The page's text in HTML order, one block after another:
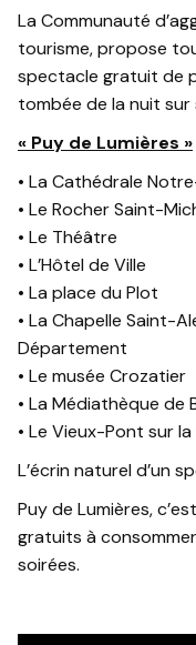
La Communauté
tourisme, propose
spectacle gratuit de
tombée de la nuit sur
« Puy de Lumières »
• La Cathédrale
• Le Rocher Saint-
• Le Théâtre
• L’Hôtel de Ville
• La place du Plot
• La Chapelle Saint-
Département
• Le musée Crozatier
• La Médiathèque de
• Le Vieux-Pont sur
L’écrin naturel d’un
Puy de Lumières,
gratuits à
soirées.